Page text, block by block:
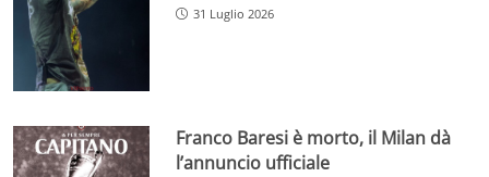
31 Luglio 2026
Franco Baresi è morto, il Milan dà
l’annuncio ufficiale